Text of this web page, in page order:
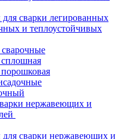
сварки легированных
и теплоустойчивых
нержавеющих и
сварки нержавеющих и